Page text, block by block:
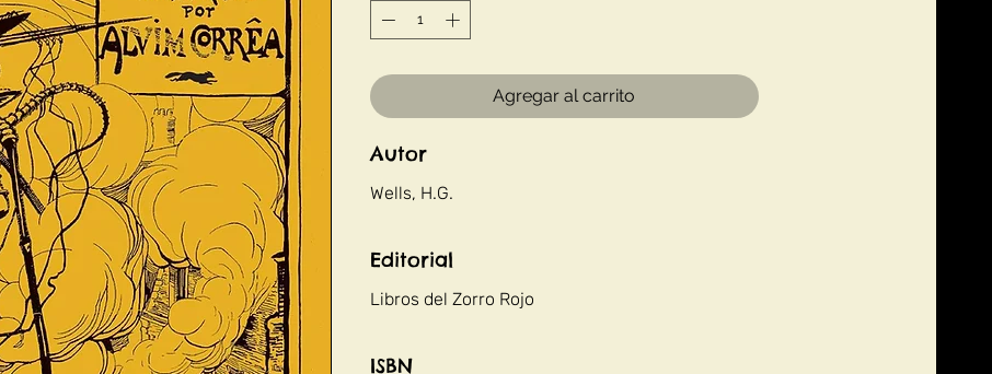
Agregar al carrito
Autor
Wells, H.G.
Editorial
Libros del Zorro Rojo
ISBN